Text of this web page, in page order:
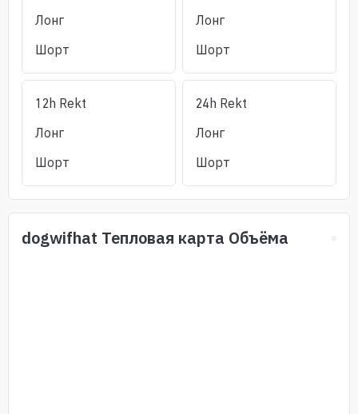
Лонг
Шорт
Лонг
Шорт
12h Rekt
Лонг
Шорт
24h Rekt
Лонг
Шорт
dogwifhat Тепловая карта Объёма